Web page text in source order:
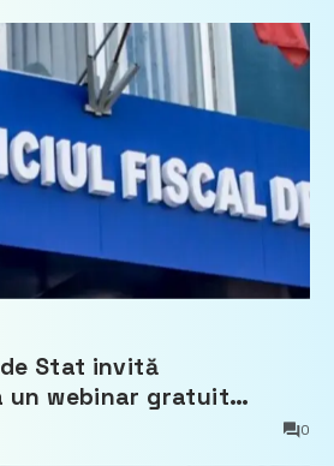
Stat invită
un webinar gratuit
pe bunurile
0